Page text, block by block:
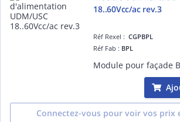
18..60Vcc/ac rev.3
Réf Rexel :CGPBPL
Réf Fab : BPL
Connectez-vous pour voir vos prix